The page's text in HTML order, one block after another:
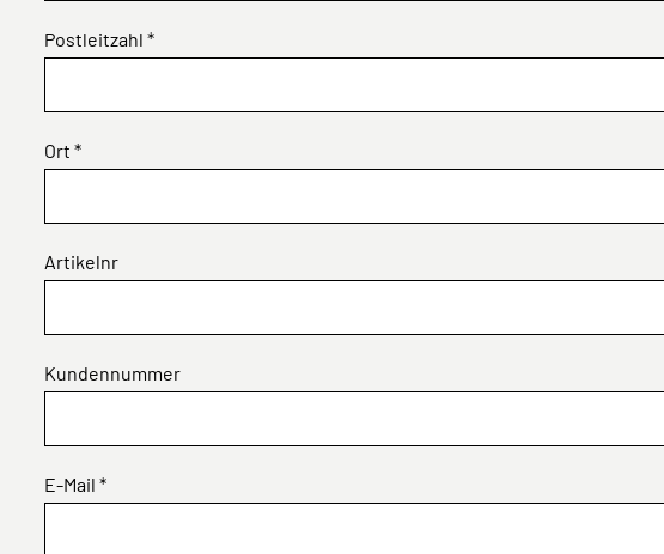
Postleitzahl *
Ort *
Artikelnr
Kundennummer
E-Mail *